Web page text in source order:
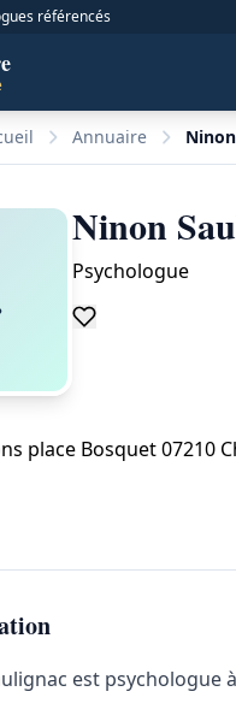
référencés
Annuaire
Ninon
Psychologue
place Bosquet 07210
est psychologue